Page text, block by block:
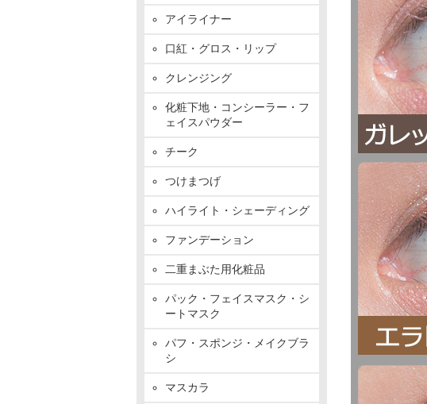
アイライナー
口紅・グロス・リップ
クレンジング
化粧下地・コンシーラー・フ
ェイスパウダー
チーク
つけまつげ
ハイライト・シェーディング
ファンデーション
二重まぶた用化粧品
パック・フェイスマスク・シ
ートマスク
パフ・スポンジ・メイクブラ
シ
マスカラ